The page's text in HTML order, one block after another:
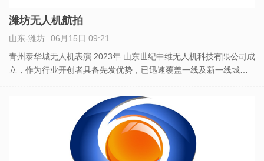
潍坊无人机航拍
山东-潍坊
06月15日 09:21
青州泰华城无人机表演 2023年 山东世纪中维无人机科技有限公司成
立，作为行业开创者具备先发优势，已迅速覆盖一线及新一线城
先无人机数千架，打造夜空中耀眼的科技宣发平台。除了空域编